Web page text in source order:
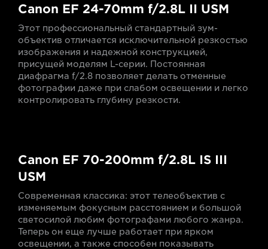
Canon EF 24-70mm f/2.8L II USM
Этот профессиональный стандартный зум-
объектив отличается исключительной резкостью
изображения и надежной конструкцией,
присущей моделям L-серии. Постоянная
диафрагма f/2.8 позволяет делать отменные
фотографии даже при слабом освещении и легко
контролировать глубину резкости.
Canon EF 70-200mm f/2.8L IS III
USM
Современная классика: этот телеобъектив с
изменяемым фокусным расстоянием и большой
светосилой любим фотографами любого жанра.
Теперь он еще лучше работает при ярком
освещении, а также способен показывать